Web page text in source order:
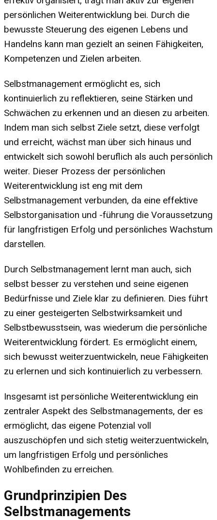
persönlichen Weiterentwicklung bei. Durch die
bewusste Steuerung des eigenen Lebens und
Handelns kann man gezielt an seinen Fähigkeiten,
Kompetenzen und Zielen arbeiten.
Selbstmanagement ermöglicht es, sich
kontinuierlich zu reflektieren, seine Stärken und
Schwächen zu erkennen und an diesen zu arbeiten.
Indem man sich selbst Ziele setzt, diese verfolgt
und erreicht, wächst man über sich hinaus und
entwickelt sich sowohl beruflich als auch persönlich
weiter. Dieser Prozess der persönlichen
Weiterentwicklung ist eng mit dem
Selbstmanagement verbunden, da eine effektive
Selbstorganisation und -führung die Voraussetzung
für langfristigen Erfolg und persönliches Wachstum
darstellen.
Durch Selbstmanagement lernt man auch, sich
selbst besser zu verstehen und seine eigenen
Bedürfnisse und Ziele klar zu definieren. Dies führt
zu einer gesteigerten Selbstwirksamkeit und
Selbstbewusstsein, was wiederum die persönliche
Weiterentwicklung fördert. Es ermöglicht einem,
sich bewusst weiterzuentwickeln, neue Fähigkeiten
zu erlernen und sich kontinuierlich zu verbessern.
Insgesamt ist persönliche Weiterentwicklung ein
zentraler Aspekt des Selbstmanagements, der es
ermöglicht, das eigene Potenzial voll
auszuschöpfen und sich stetig weiterzuentwickeln,
um langfristigen Erfolg und persönliches
Wohlbefinden zu erreichen.
Grundprinzipien Des
Selbstmanagements